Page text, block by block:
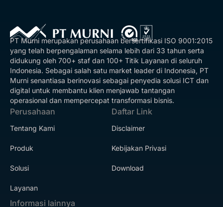
PT Murni merupakan perusahaan bersertifikasi ISO 9001:2015
yang telah berpengalaman selama lebih dari 33 tahun serta
didukung oleh 700+ staf dan 100+ Titik Layanan di seluruh
Indonesia. Sebagai salah satu market leader di Indonesia, PT
Murni senantiasa berinovasi sebagai penyedia solusi ICT dan
digital untuk membantu klien menjawab tantangan
operasional dan mempercepat transformasi bisnis.
Perusahaan
Tentang Kami
Produk
Solusi
Layanan
Daftar Link
Disclaimer
Kebijakan Privasi
Download
Informasi lainnya